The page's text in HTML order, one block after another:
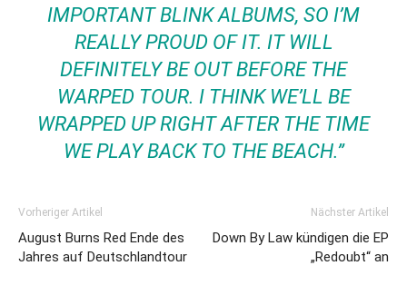
IMPORTANT BLINK ALBUMS, SO I’M
REALLY PROUD OF IT. IT WILL
DEFINITELY BE OUT BEFORE THE
WARPED TOUR. I THINK WE’LL BE
WRAPPED UP RIGHT AFTER THE TIME
WE PLAY BACK TO THE BEACH.”
Vorheriger Artikel
August Burns Red Ende des
Jahres auf Deutschlandtour
Nächster Artikel
Down By Law kündigen die EP
„Redoubt“ an